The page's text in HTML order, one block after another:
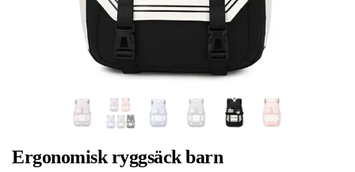
Ergonomisk ryggsäck barn